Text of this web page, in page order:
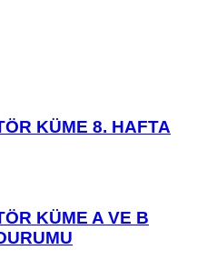
KÜME 8. HAFTA
KÜME A VE B